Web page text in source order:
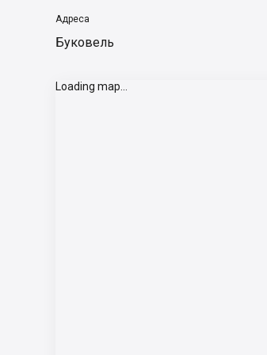
Адреса
Буковель
Loading map...